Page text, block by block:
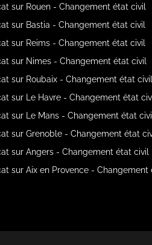
sur Rouen - Changement état civil
sur Bastia - Changement état civil
sur Reims - Changement état civil
sur Nimes - Changement état civil
sur Roubaix - Changement état civil
sur Le Havre - Changement état
sur Le Mans - Changement état civil
sur Grenoble - Changement état
sur Angers - Changement état civil
sur Aix en Provence - Changement